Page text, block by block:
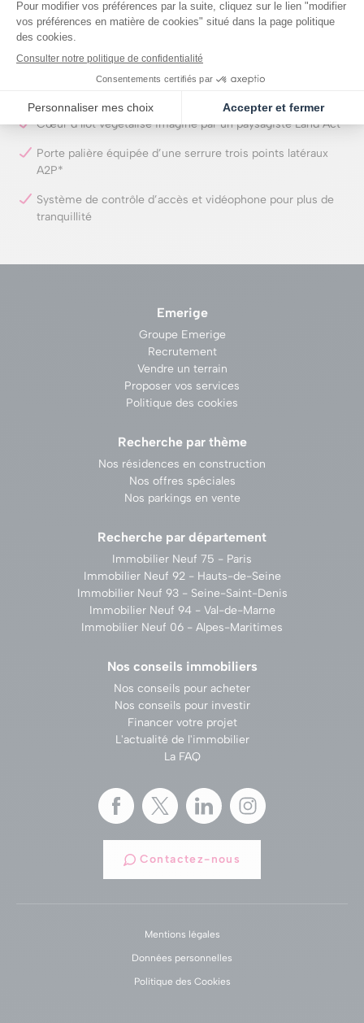
Faïence en grès cérame 20 x 60 cm ou 31 x 60 cm
Meuble vasque dans les salles de bains et salles d’eau
Pare-douche dans les salles d’eau
Cœur d’îlot végétalisé imaginé par un paysagiste Land’Act
Porte palière équipée d’une serrure trois points latéraux
A2P*
Système de contrôle d’accès et vidéophone pour plus de
tranquillité
Emerige
Groupe Emerige
Recrutement
Vendre un terrain
Proposer vos services
Politique des cookies
Recherche par thème
Nos résidences en construction
Nos offres spéciales
Nos parkings en vente
Recherche par département
Immobilier Neuf 75 - Paris
Immobilier Neuf 92 - Hauts-de-Seine
Immobilier Neuf 93 - Seine-Saint-Denis
Immobilier Neuf 94 - Val-de-Marne
Immobilier Neuf 06 - Alpes-Maritimes
Nos conseils immobiliers
Nos conseils pour acheter
Nos conseils pour investir
Financer votre projet
L'actualité de l'immobilier
La FAQ
Contactez-nous
Mentions légales
Données personnelles
Politique des Cookies